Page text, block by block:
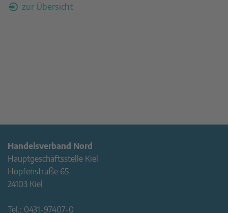
zur Übersicht
Handelsverband Nord
Hauptgeschäftsstelle Kiel
Hopfenstraße 65
24103 Kiel
Tel.: 0431-97407-0